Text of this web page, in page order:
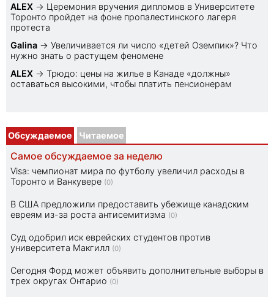
ALEX → Церемония вручения дипломов в Университете
Торонто пройдет на фоне пропалестинского лагеря
протеста
Galina → Увеличивается ли число «детей Оземпик»? Что
нужно знать о растущем феномене
ALEX → Трюдо: цены на жилье в Канаде «должны»
оставаться высокими, чтобы платить пенсионерам
Обсуждаемое Читаемое
Самое обсуждаемое за неделю
Visa: чемпионат мира по футболу увеличил расходы в
Торонто и Ванкувере (0)
В США предложили предоставить убежище канадским
евреям из-за роста антисемитизма (0)
Суд одобрил иск еврейских студентов против
университета Макгилл (0)
Сегодня Форд может объявить дополнительные выборы в
трех округах Онтарио (0)